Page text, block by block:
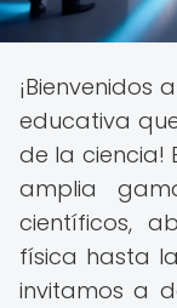
¡Bienvenidos
educativa
de la ciencia!
amplia
científicos,
física hasta
invitamos a